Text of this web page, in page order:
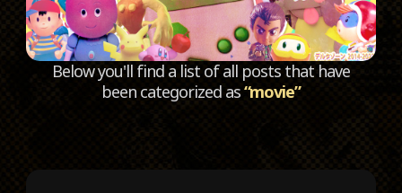
Below you'll find a list of all posts that have
been categorized as“movie”